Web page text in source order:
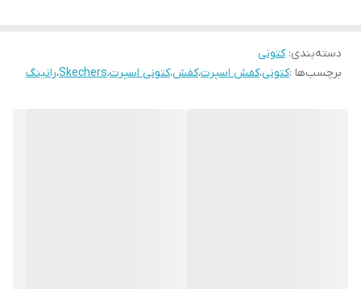
دسته‌بندی:کتونی
برچسب‌ها :کتونی،کفش اسپرت،کفش،کتونی اسپرت،Skechers،رانینگ